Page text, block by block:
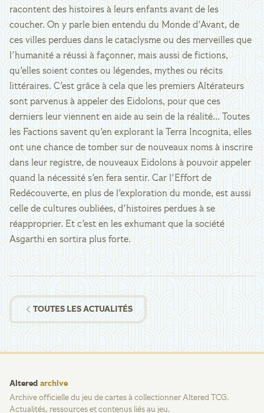
racontent des histoires à leurs enfants avant de les
coucher. On y parle bien entendu du Monde d'Avant, de
ces villes perdues dans le cataclysme ou des merveilles que
l'humanité a réussi à façonner, mais aussi de fictions,
qu'elles soient contes ou légendes, mythes ou récits
littéraires. C'est grâce à cela que les premiers Altérateurs
sont parvenus à appeler des Eidolons, pour que ces
derniers leur viennent en aide au sein de la réalité... Toutes
les Factions savent qu'en explorant la Terra Incognita, elles
ont une chance de tomber sur de nouveaux noms à inscrire
dans leur registre, de nouveaux Eidolons à pouvoir appeler
quand la nécessité s'en fera sentir. Car l'Effort de
Redécouverte, en plus de l'exploration du monde, est aussi
celle de cultures oubliées, d'histoires perdues à se
réapproprier. Et c'est en les exhumant que la société
Asgarthi en sortira plus forte.
TOUTES LES ACTUALITÉS
Altered archive
Archive officielle du jeu de cartes à collectionner Altered TCG.
Actualités, ressources et contenus liés au jeu.